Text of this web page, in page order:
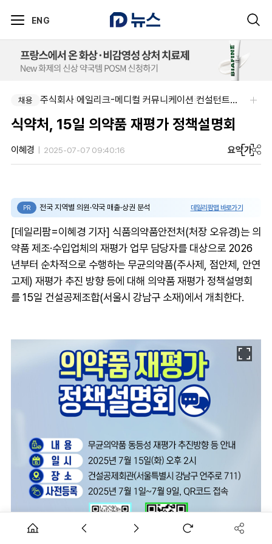
ENG
채용 팜리쿠르트-충청지역 의원 영업 팀장 채용
채용 주식회사 에일리크-메디컬 커뮤니케이션 컨설턴트(Associate) / 메디컬라이터 채용
식약처, 15일 의약품 재평가 정책설명회
이혜경 2025-07-07 09:40:16 요약가
PR 전국 지역별 의원·약국 매출·상권 분석 데일리팜맵 바로가기
[데일리팜=이혜경 기자] 식품의약품안전처(처장 오유경)는 의
약품 제조·수입업체의 재평가 업무 담당자를 대상으로 2026
년부터 순차적으로 수행하는 무균의약품(주사제, 점안제, 안연
고제) 재평가 추진 방향 등에 대해 의약품 재평가 정책설명회
를 15일 건설공제조합(서울시 강남구 소재)에서 개최한다.